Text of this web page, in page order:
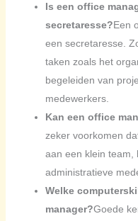
Is een office
secretaresse?Een
een secretaresse.
taken zoals het
begeleiden van
medewerkers.
Kan een office
zeker voorkomen
aan een klein team,
administratieve
Welke
manager?Goede